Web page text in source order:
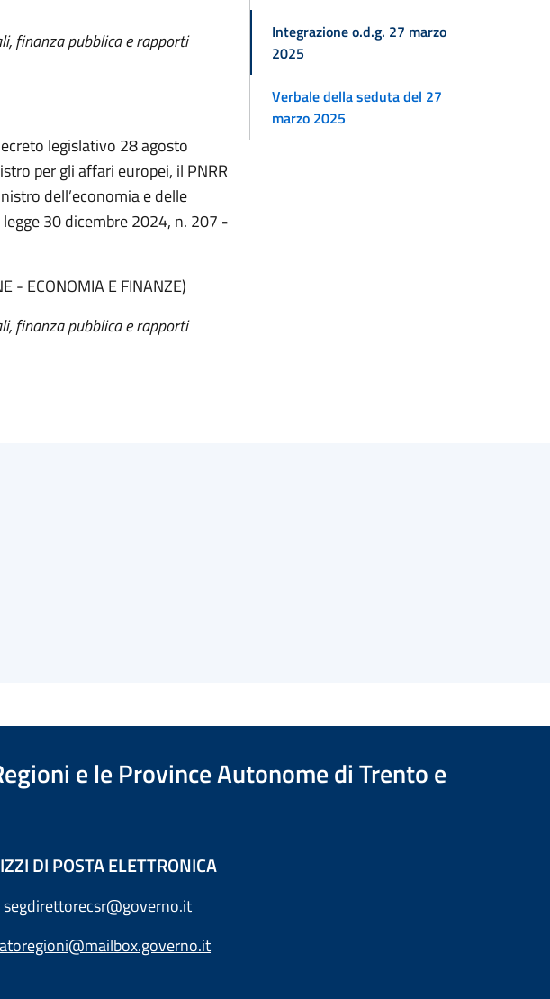
finanza pubblica e rapporti
legislativo 28 agosto
per gli affari europei, il PNRR
dell’economia e delle
30 dicembre 2024, n. 207 -
- ECONOMIA E FINANZE)
finanza pubblica e rapporti
Integrazione o.d.g. 27 marzo
2025
Verbale della seduta del 27
marzo 2025
e le Province Autonome di Trento e
DI POSTA ELETTRONICA
segdirettorecsr@governo.it